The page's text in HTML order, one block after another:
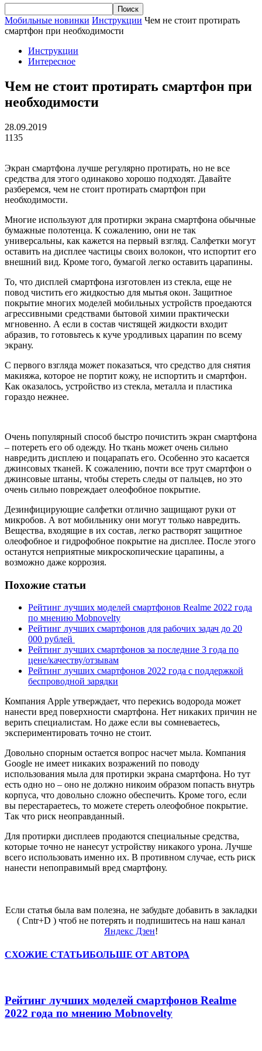
Мобильные новинки Инструкции Чем не стоит протирать
смартфон при необходимости
Инструкции
Интересное
Чем не стоит протирать смартфон при
необходимости
28.09.2019
1135
Экран смартфона лучше регулярно протирать, но не все
средства для этого одинаково хорошо подходят. Давайте
разберемся, чем не стоит протирать смартфон при
необходимости.
Многие используют для протирки экрана смартфона обычные
бумажные полотенца. К сожалению, они не так
универсальны, как кажется на первый взгляд. Салфетки могут
оставить на дисплее частицы своих волокон, что испортит его
внешний вид. Кроме того, бумагой легко оставить царапины.
То, что дисплей смартфона изготовлен из стекла, еще не
повод чистить его жидкостью для мытья окон. Защитное
покрытие многих моделей мобильных устройств проедаются
агрессивными средствами бытовой химии практически
мгновенно. А если в состав чистящей жидкости входит
абразив, то готовьтесь к куче уродливых царапин по всему
экрану.
С первого взгляда может показаться, что средство для снятия
макияжа, которое не портит кожу, не испортить и смартфон.
Как оказалось, устройство из стекла, металла и пластика
гораздо нежнее.
Очень популярный способ быстро почистить экран смартфона
– потереть его об одежду. Но ткань может очень сильно
навредить дисплею и поцарапать его. Особенно это касается
джинсовых тканей. К сожалению, почти все трут смартфон о
джинсовые штаны, чтобы стереть следы от пальцев, но это
очень сильно повреждает олеофобное покрытие.
Дезинфицирующие салфетки отлично защищают руки от
микробов. А вот мобильнику они могут только навредить.
Вещества, входящие в их состав, легко растворят защитное
олеофобное и гидрофобное покрытие на дисплее. После этого
останутся неприятные микроскопические царапины, а
возможно даже коррозия.
Похожие статьи
Рейтинг лучших моделей смартфонов Realme 2022 года
по мнению Mobnovelty
Рейтинг лучших смартфонов для рабочих задач до 20
000 рублей
Рейтинг лучших смартфонов за последние 3 года по
цене/качеству/отзывам
Рейтинг лучших смартфонов 2022 года с поддержкой
беспроводной зарядки
Компания Apple утверждает, что перекись водорода может
нанести вред поверхности смартфона. Нет никаких причин не
верить специалистам. Но даже если вы сомневаетесь,
экспериментировать точно не стоит.
Довольно спорным остается вопрос насчет мыла. Компания
Google не имеет никаких возражений по поводу
использования мыла для протирки экрана смартфона. Но тут
есть одно но – оно не должно никоим образом попасть внутрь
корпуса, что довольно сложно обеспечить. Кроме того, если
вы перестараетесь, то можете стереть олеофобное покрытие.
Так что риск неоправданный.
Для протирки дисплеев продаются специальные средства,
которые точно не нанесут устройству никакого урона. Лучше
всего использовать именно их. В противном случае, есть риск
нанести непоправимый вред смартфону.
Если статья была вам полезна, не забудьте добавить в закладки
( Cntr+D ) чтоб не потерять и подпишитесь на наш канал
Яндекс Дзен!
СХОЖИЕ СТАТЬИБОЛЬШЕ ОТ АВТОРА
Рейтинг лучших моделей смартфонов Realme
2022 года по мнению Mobnovelty